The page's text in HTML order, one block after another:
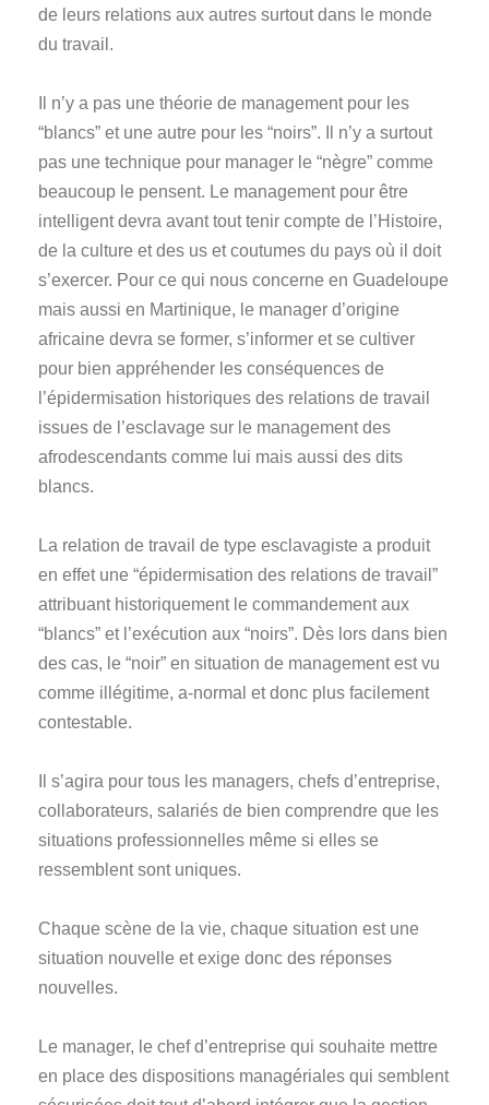
de leurs relations aux autres surtout dans le monde
du travail.
Il n’y a pas une théorie de management pour les
“blancs” et une autre pour les “noirs”. Il n’y a surtout
pas une technique pour manager le “nègre” comme
beaucoup le pensent. Le management pour être
intelligent devra avant tout tenir compte de l’Histoire,
de la culture et des us et coutumes du pays où il doit
s’exercer. Pour ce qui nous concerne en Guadeloupe
mais aussi en Martinique, le manager d’origine
africaine devra se former, s’informer et se cultiver
pour bien appréhender les conséquences de
l’épidermisation historiques des relations de travail
issues de l’esclavage sur le management des
afrodescendants comme lui mais aussi des dits
blancs.
La relation de travail de type esclavagiste a produit
en effet une “épidermisation des relations de travail”
attribuant historiquement le commandement aux
“blancs” et l’exécution aux “noirs”. Dès lors dans bien
des cas, le “noir” en situation de management est vu
comme illégitime, a-normal et donc plus facilement
contestable.
Il s’agira pour tous les managers, chefs d’entreprise,
collaborateurs, salariés de bien comprendre que les
situations professionnelles même si elles se
ressemblent sont uniques.
Chaque scène de la vie, chaque situation est une
situation nouvelle et exige donc des réponses
nouvelles.
Le manager, le chef d’entreprise qui souhaite mettre
en place des dispositions managériales qui semblent